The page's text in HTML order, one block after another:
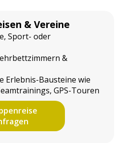
& Vereine
Sport- oder
&
Erlebnis-Bausteine wie
GPS-Touren